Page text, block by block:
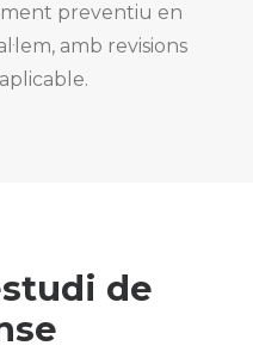
preventiu en
amb revisions
de